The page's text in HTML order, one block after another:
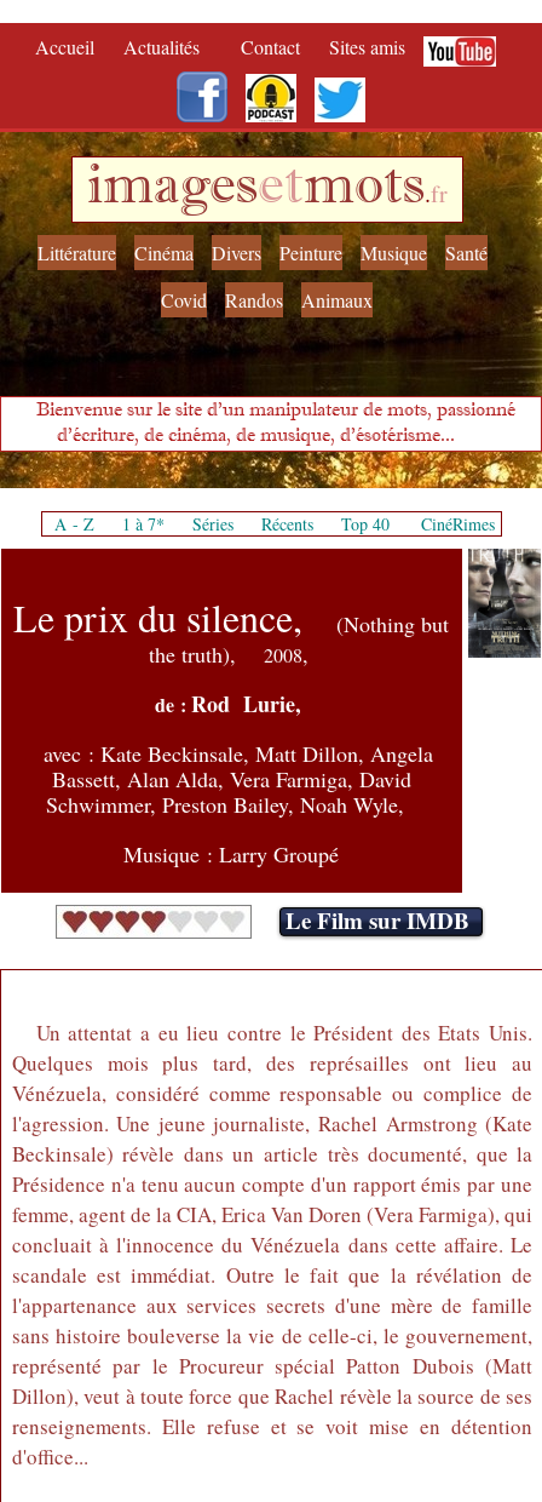
Accueil Actualités Contact Sites amis
imagesetmots.fr
Littérature Cinéma Divers Peinture Musique
Santé
Covid
Randos Animaux
Bienvenue sur le site d'un manipulateur de mots, passionné
d'écriture, de cinéma, de musique, d'ésotérisme...
A - Z 1 à 7* Séries Récents Top 40 CinéRimes
Le prix du silence, (Nothing but
the truth), 2008,
de :Rod Lurie,
avec : Kate Beckinsale, Matt Dillon, Angela
Bassett, Alan Alda, Vera Farmiga, David
Schwimmer, Preston Bailey, Noah Wyle,
Musique : Larry Groupé
Le Film sur IMDB
Un attentat a eu lieu contre le Président des Etats Unis.
Quelques mois plus tard, des représailles ont lieu au
Vénézuela, considéré comme responsable ou complice de
l'agression. Une jeune journaliste, Rachel Armstrong (Kate
Beckinsale) révèle dans un article très documenté, que la
Présidence n'a tenu aucun compte d'un rapport émis par une
femme, agent de la CIA, Erica Van Doren (Vera Farmiga), qui
concluait à l'innocence du Vénézuela dans cette affaire. Le
scandale est immédiat. Outre le fait que la révélation de
l'appartenance aux services secrets d'une mère de famille
sans histoire bouleverse la vie de celle-ci, le gouvernement,
représenté par le Procureur spécial Patton Dubois (Matt
Dillon), veut à toute force que Rachel révèle la source de ses
renseignements. Elle refuse et se voit mise en détention
d'office...